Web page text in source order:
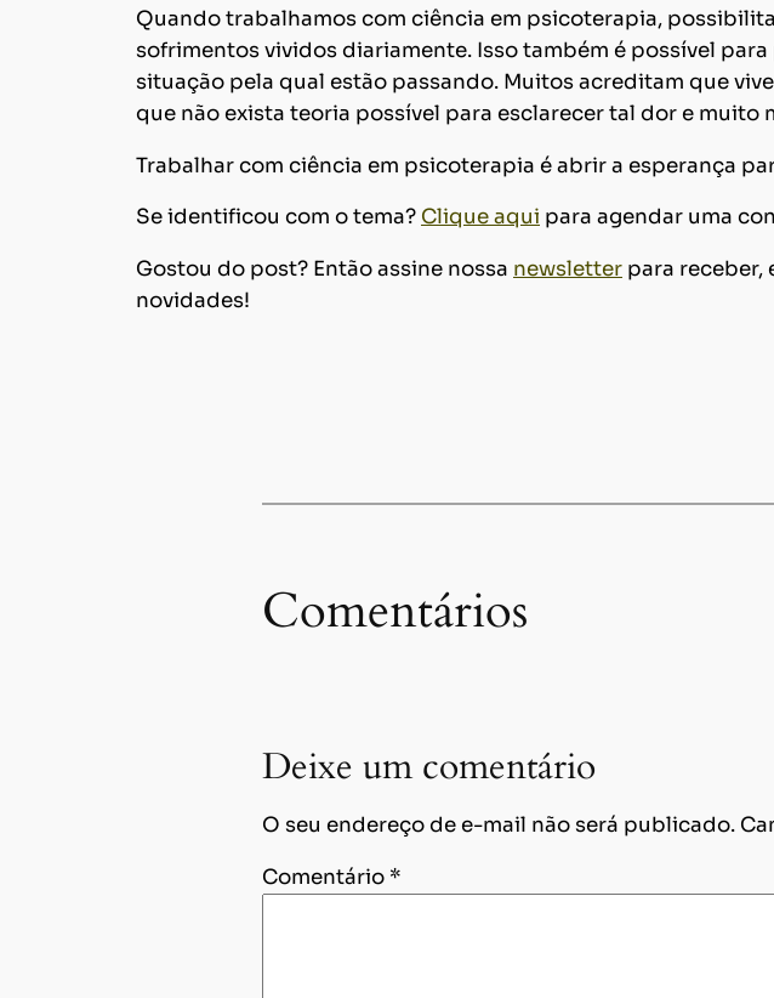
Quando trabalhamos com ciência em psicoterapia,
sofrimentos vividos diariamente. Isso também é possível
situação pela qual estão passando. Muitos acreditam que
que não exista teoria possível para esclarecer tal dor e muito
Trabalhar com ciência em psicoterapia é abrir a esperança
Se identificou com o tema? Clique aqui para agendar uma
Gostou do post? Então assine nossa newsletter para receber,
novidades!
Comentários
Deixe um comentário
O seu endereço de e-mail não será publicado.
Comentário *